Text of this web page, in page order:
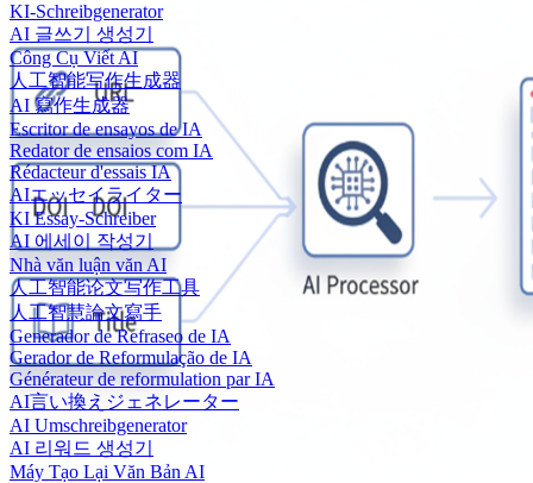
KI-Schreibgenerator
AI 글쓰기 생성기
Công Cụ Viết AI
人工智能写作生成器
AI 寫作生成器
Escritor de ensayos de IA
Redator de ensaios com IA
Rédacteur d'essais IA
AIエッセイライター
KI Essay-Schreiber
AI 에세이 작성기
Nhà văn luận văn AI
人工智能论文写作工具
人工智慧論文寫手
Generador de Refraseo de IA
Gerador de Reformulação de IA
Générateur de reformulation par IA
AI言い換えジェネレーター
AI Umschreibgenerator
AI 리워드 생성기
Máy Tạo Lại Văn Bản AI